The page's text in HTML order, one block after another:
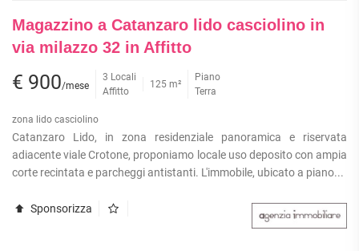
Magazzino a Catanzaro lido casciolino in
via milazzo 32 in Affitto
€ 900/mese
3 Locali
Affitto
125 m²
Piano
Terra
zona lido casciolino
Catanzaro Lido, in zona residenziale panoramica e riservata
adiacente viale Crotone, proponiamo locale uso deposito con ampia
corte recintata e parcheggi antistanti. L'immobile, ubicato a piano...
Sponsorizza